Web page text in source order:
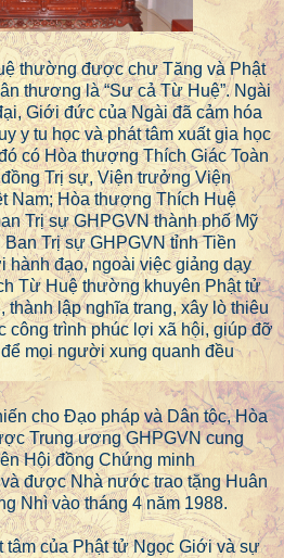
thường được chư Tăng và Phật
thương là “Sư cả Từ Huệ”. Ngài
Giới đức của Ngài đã cảm hóa
y tu học và phát tâm xuất gia học
có Hòa thượng Thích Giác Toàn
Trị sự, Viện trưởng Viện
Nam; Hòa thượng Thích Huệ
Trị sự GHPGVN thành phố Mỹ
Trị sự GHPGVN tỉnh Tiền
đạo, ngoài việc giảng dạy
Từ Huệ thường khuyên Phật tử
thành lập nghĩa trang, xây lò thiêu
công trình phúc lợi xã hội, giúp đỡ
mọi người xung quanh đều
cho Đạo pháp và Dân tộc, Hòa
Trung ương GHPGVN cung
Hội đồng Chứng minh
được Nhà nước trao tặng Huân
Nhì vào tháng 4 năm 1988.
tâm của Phật tử Ngọc Giới và sự